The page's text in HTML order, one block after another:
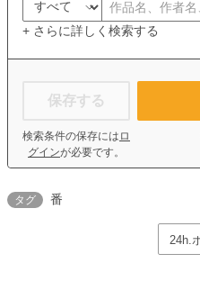
+ さらに詳しく検索する
保存する
検索条件の保存には ロ
グインが必要です。
タグ 番